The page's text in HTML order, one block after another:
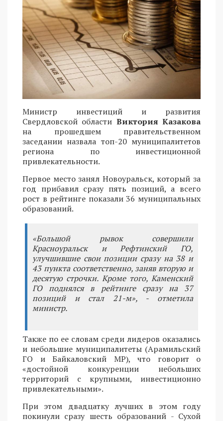
Министр инвестиций и развития
Свердловской области Виктория Казакова
на прошедшем правительственном
заседании назвала топ-20 муниципалитетов
региона по инвестиционной
привлекательности.
Первое место занял Новоуральск, который за
год прибавил сразу пять позиций, а всего
рост в рейтинге показали 36 муниципальных
образований.
«Большой рывок совершили
Красноуральск и Рефтинский ГО,
улучшившие свои позиции сразу на 38 и
43 пункта соответственно, заняв вторую и
десятую строчки. Кроме того, Каменский
ГО поднялся в рейтинге сразу на 37
позиций и стал 21-м», - отметила
министр.
Также по ее словам среди лидеров оказались
и небольшие муниципалитеты (Арамильский
ГО и Байкаловский МР), что говорит о
«достойной конкуренции небольших
территорий с крупными, инвестиционно
привлекательными».
При этом двадцатку лучших в этом году
покинули сразу шесть образований - Сухой